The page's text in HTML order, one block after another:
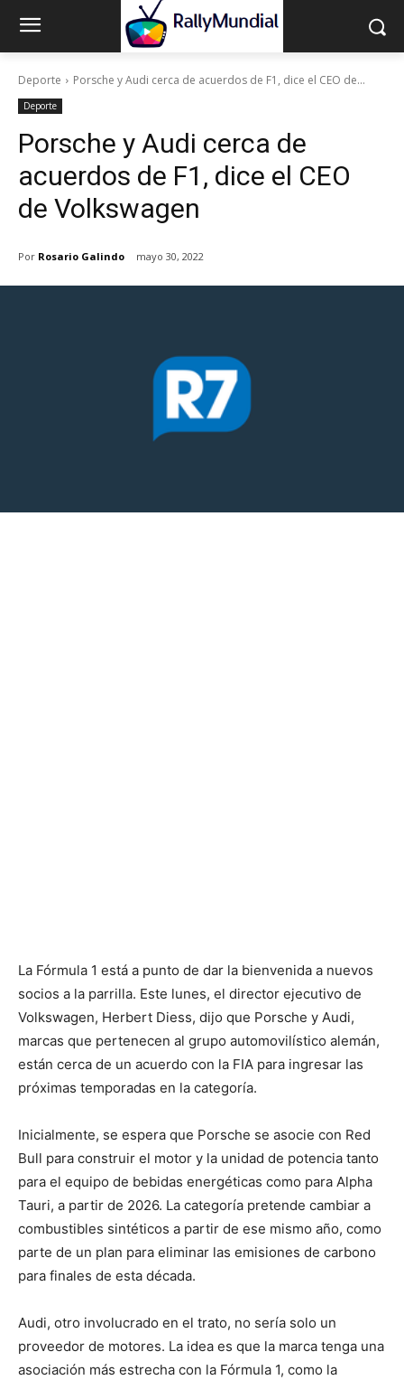
Deporte Porsche y Audi cerca de acuerdos de F1, dice el CEO de...
Deporte
Porsche y Audi cerca de
acuerdos de F1, dice el CEO
de Volkswagen
Por Rosario Galindo mayo 30, 2022
La Fórmula 1 está a punto de dar la bienvenida a nuevos
socios a la parrilla. Este lunes, el director ejecutivo de
Volkswagen, Herbert Diess, dijo que Porsche y Audi,
marcas que pertenecen al grupo automovilístico alemán,
están cerca de un acuerdo con la FIA para ingresar las
próximas temporadas en la categoría.
Inicialmente, se espera que Porsche se asocie con Red
Bull para construir el motor y la unidad de potencia tanto
para el equipo de bebidas energéticas como para Alpha
Tauri, a partir de 2026. La categoría pretende cambiar a
combustibles sintéticos a partir de ese mismo año, como
parte de un plan para eliminar las emisiones de carbono
para finales de esta década.
Audi, otro involucrado en el trato, no sería solo un
proveedor de motores. La idea es que la marca tenga una
asociación más estrecha con la Fórmula 1, como la